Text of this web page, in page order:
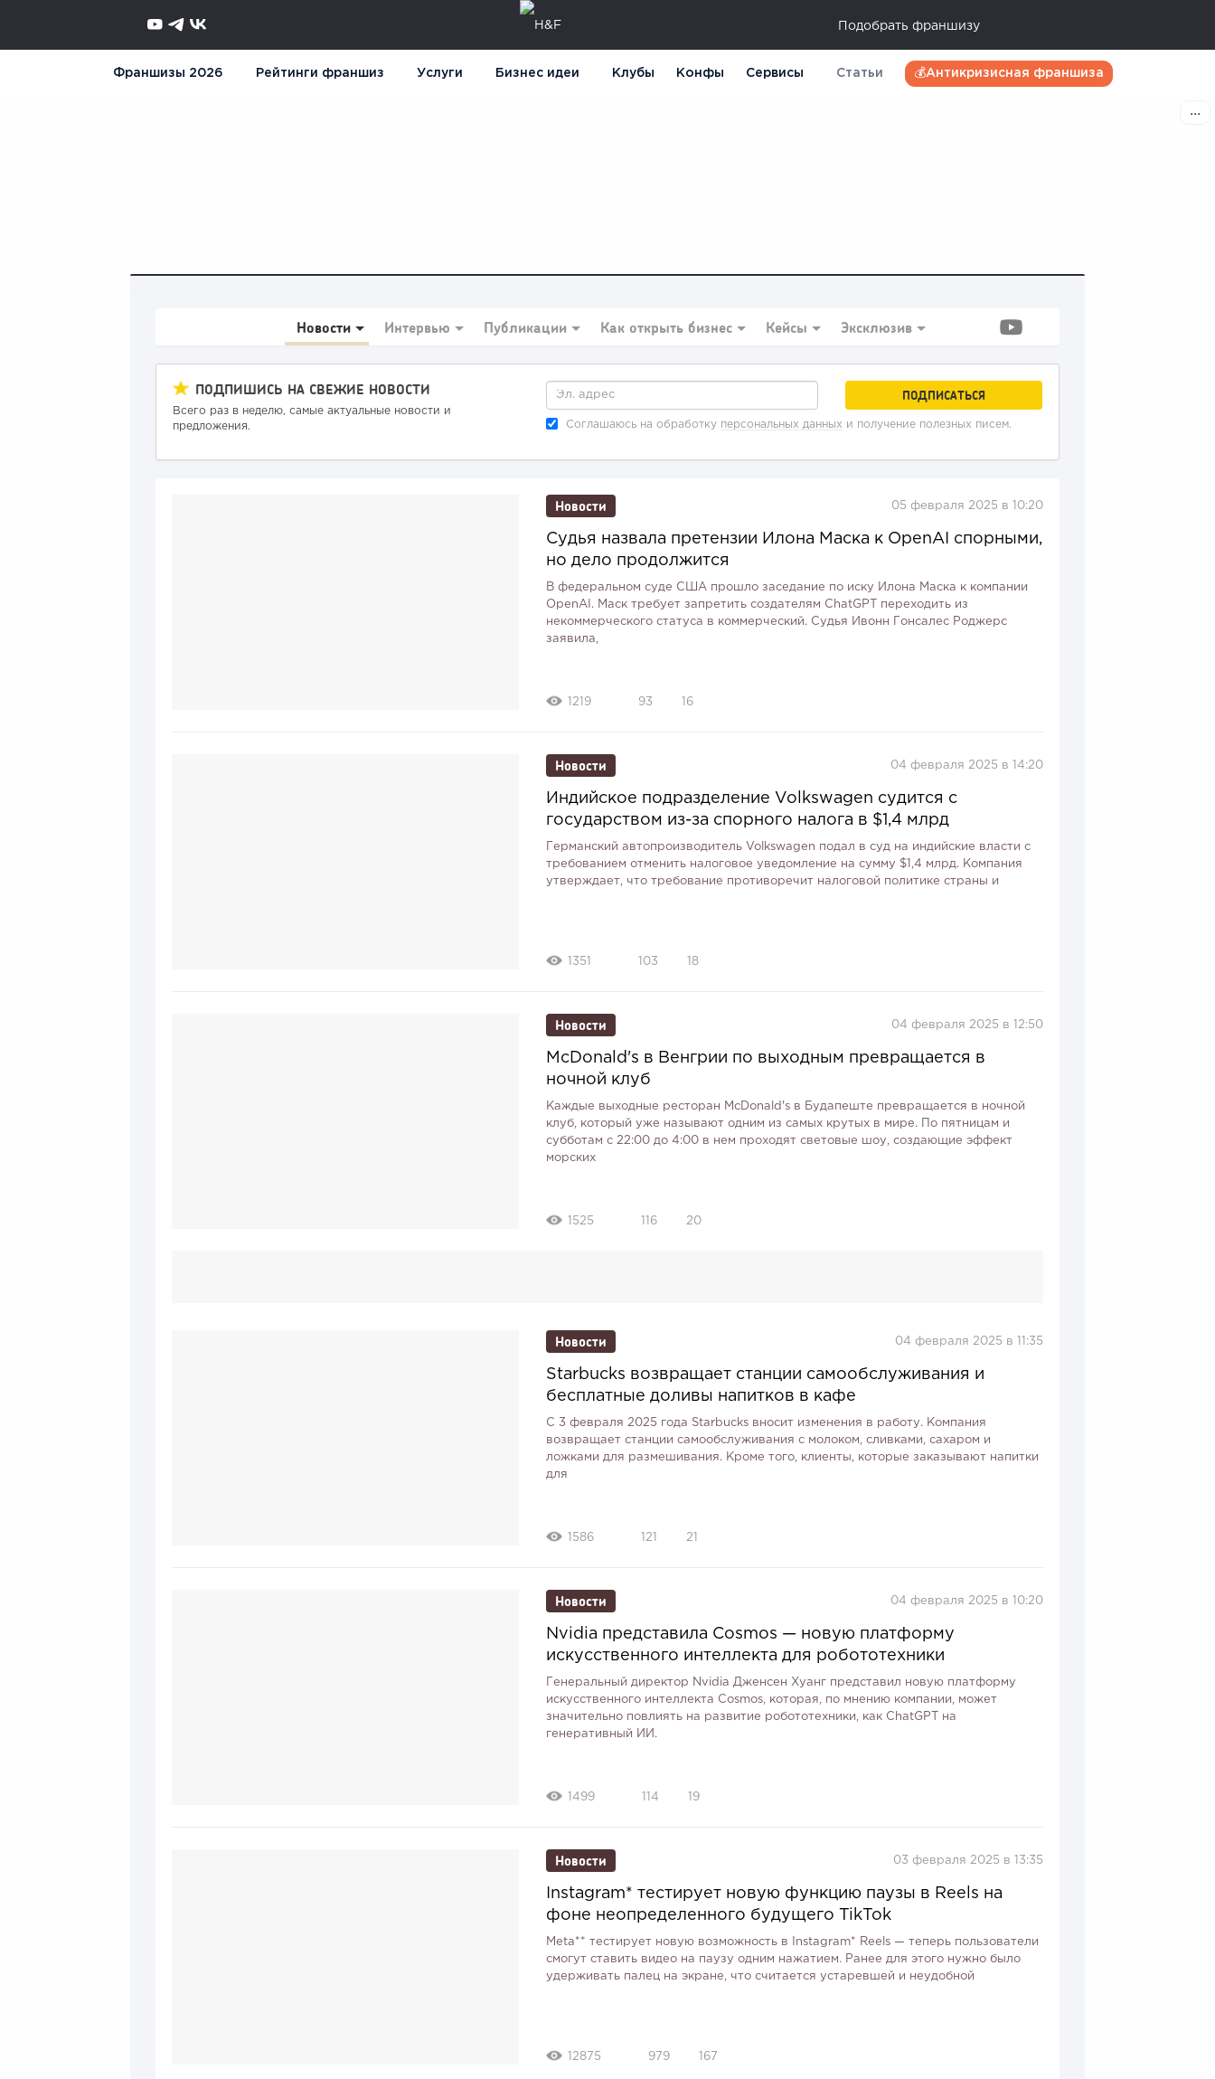
Подобрать франшизу
Франшизы 2026 Рейтинги франшиз Услуги Бизнес идеи Клубы Конфы Сервисы Статьи 💰Антикризисная франшиза
Новости Интервью Публикации Как открыть бизнес Кейсы Эксклюзив
ПОДПИШИСЬ НА СВЕЖИЕ НОВОСТИ
Всего раз в неделю, самые актуальные новости и
предложения.
Соглашаюсь на обработку персональных данных и получение полезных писем.
Новости 05 февраля 2025 в 10:20
Судья назвала претензии Илона Маска к OpenAI спорными,
но дело продолжится
В федеральном суде США прошло заседание по иску Илона Маска к компании
OpenAI. Маск требует запретить создателям ChatGPT переходить из
некоммерческого статуса в коммерческий. Судья Ивонн Гонсалес Роджерс
заявила,
1219 93 16
Новости 04 февраля 2025 в 14:20
Индийское подразделение Volkswagen судится с
государством из-за спорного налога в $1,4 млрд
Германский автопроизводитель Volkswagen подал в суд на индийские власти с
требованием отменить налоговое уведомление на сумму $1,4 млрд. Компания
утверждает, что требование противоречит налоговой политике страны и
1351 103 18
Новости 04 февраля 2025 в 12:50
McDonald's в Венгрии по выходным превращается в
ночной клуб
Каждые выходные ресторан McDonald's в Будапеште превращается в ночной
клуб, который уже называют одним из самых крутых в мире. По пятницам и
субботам с 22:00 до 4:00 в нем проходят световые шоу, создающие эффект
морских
1525 116 20
Новости 04 февраля 2025 в 11:35
Starbucks возвращает станции самообслуживания и
бесплатные доливы напитков в кафе
С 3 февраля 2025 года Starbucks вносит изменения в работу. Компания
возвращает станции самообслуживания с молоком, сливками, сахаром и
ложками для размешивания. Кроме того, клиенты, которые заказывают напитки
для
1586 121 21
Новости 04 февраля 2025 в 10:20
Nvidia представила Cosmos — новую платформу
искусственного интеллекта для робототехники
Генеральный директор Nvidia Дженсен Хуанг представил новую платформу
искусственного интеллекта Cosmos, которая, по мнению компании, может
значительно повлиять на развитие робототехники, как ChatGPT на
генеративный ИИ.
1499 114 19
Новости 03 февраля 2025 в 13:35
Instagram* тестирует новую функцию паузы в Reels на
фоне неопределенного будущего TikTok
Meta** тестирует новую возможность в Instagram* Reels — теперь пользователи
смогут ставить видео на паузу одним нажатием. Ранее для этого нужно было
удерживать палец на экране, что считается устаревшей и неудобной
12875 979 167